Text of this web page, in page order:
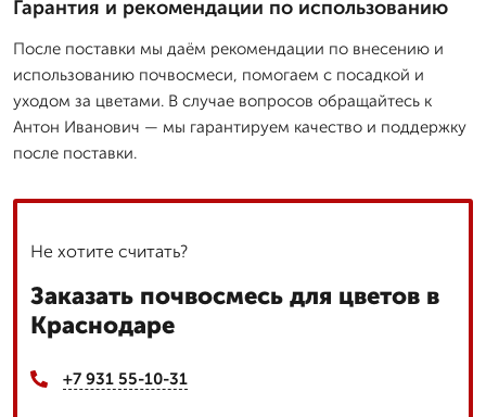
Гарантия и рекомендации по использованию
После поставки мы даём рекомендации по внесению и
использованию почвосмеси, помогаем с посадкой и
уходом за цветами. В случае вопросов обращайтесь к
Антон Иванович — мы гарантируем качество и поддержку
после поставки.
Не хотите считать?
Заказать почвосмесь для цветов в
Краснодаре
+7 931 55-10-31